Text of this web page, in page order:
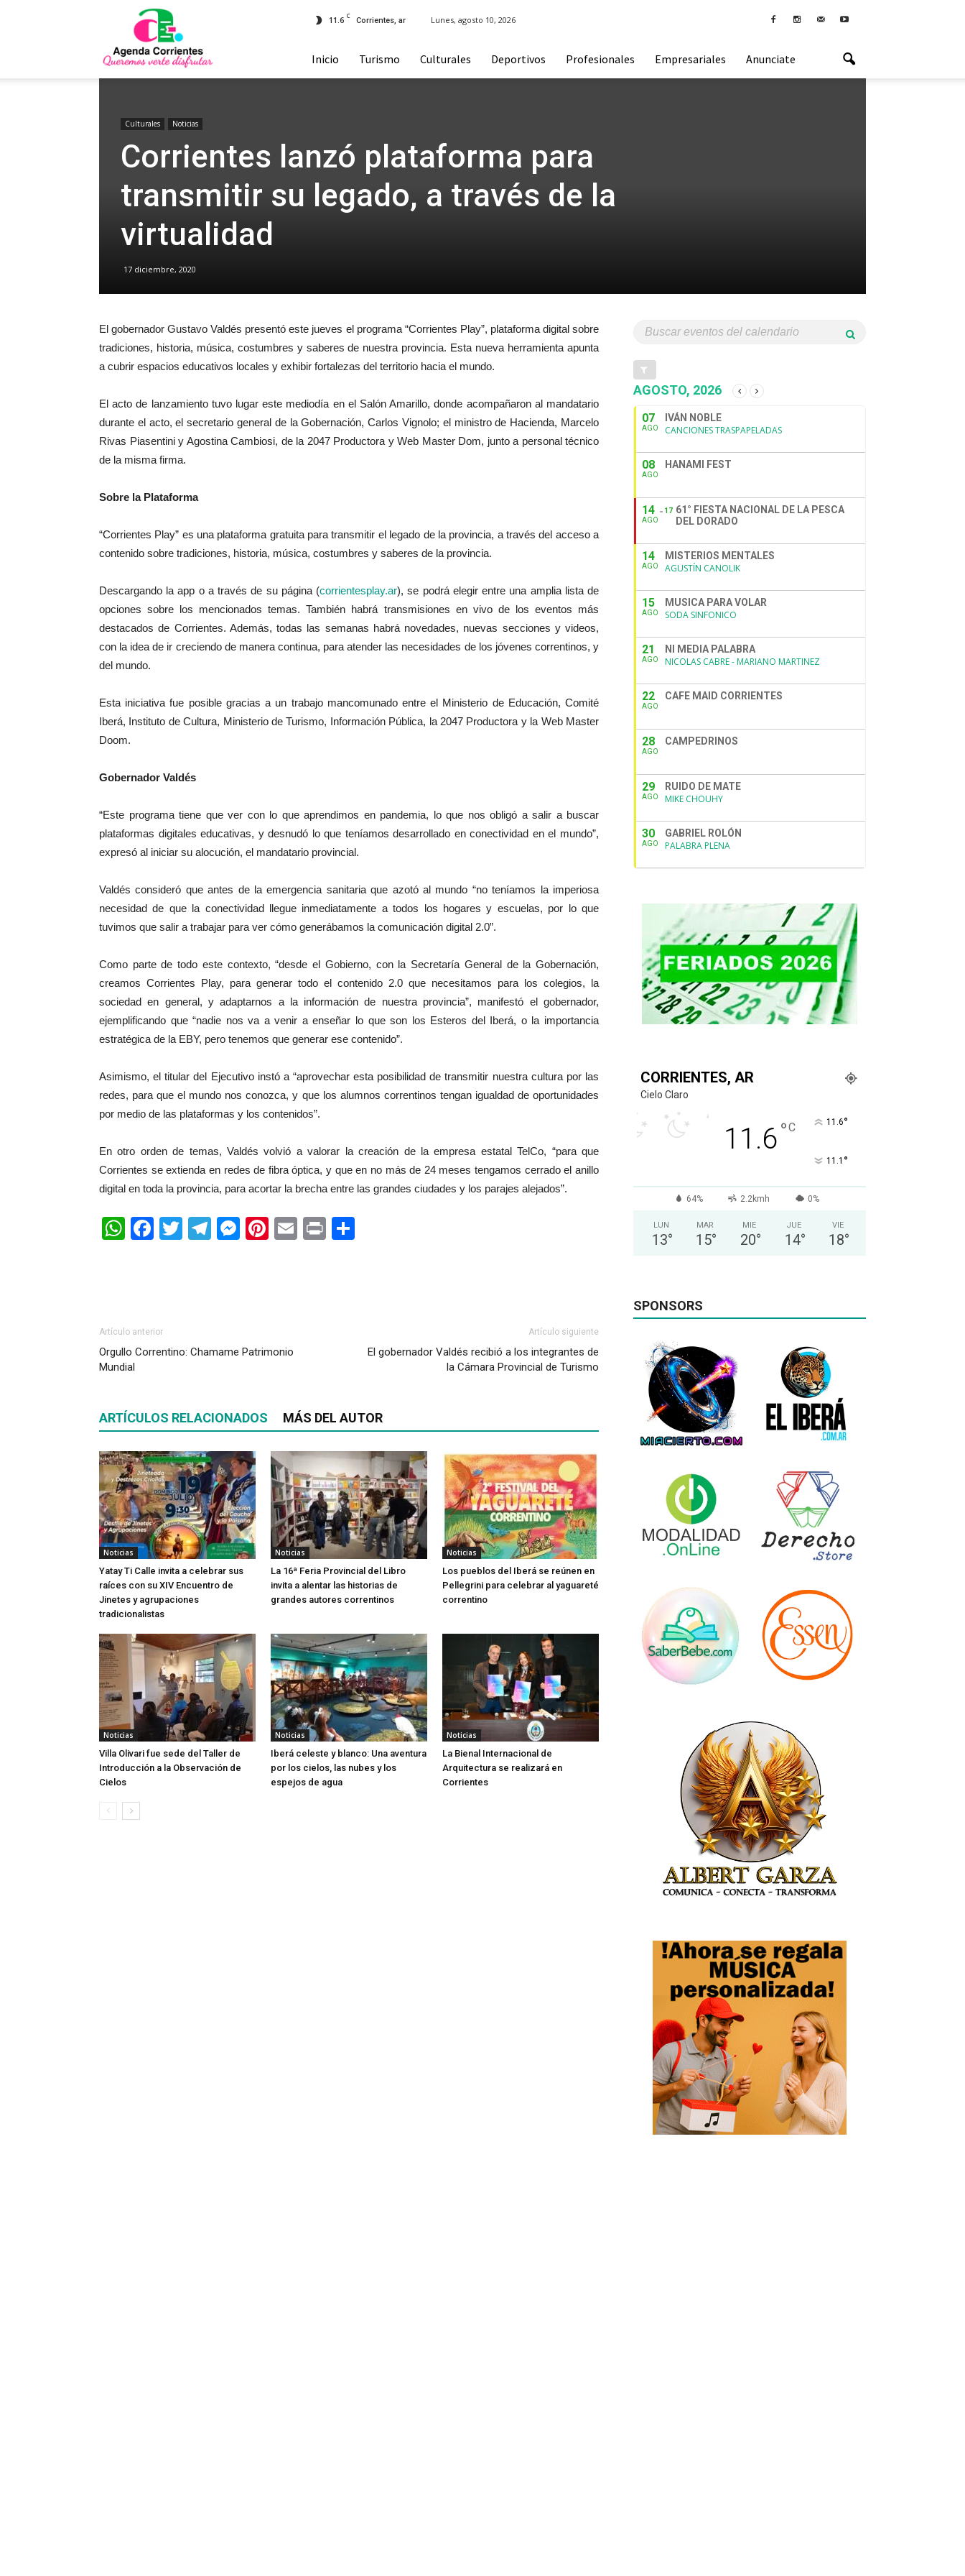
Corrientes
11.6 C
Corrientes, ar Lunes, agosto 10, 2026
Inicio Turismo Culturales Deportivos Profesionales Empresariales Anunciate
Culturales Noticias
Corrientes lanzó plataforma para
transmitir su legado, a través de la
virtualidad
17 diciembre, 2020
El gobernador Gustavo Valdés presentó este jueves el programa “Corrientes Play”, plataforma digital sobre
tradiciones, historia, música, costumbres y saberes de nuestra provincia. Esta nueva herramienta apunta
a cubrir espacios educativos locales y exhibir fortalezas del territorio hacia el mundo.
El acto de lanzamiento tuvo lugar este mediodía en el Salón Amarillo, donde acompañaron al mandatario
durante el acto, el secretario general de la Gobernación, Carlos Vignolo; el ministro de Hacienda, Marcelo
Rivas Piasentini y Agostina Cambiosi, de la 2047 Productora y Web Master Dom, junto a personal técnico
de la misma firma.
Sobre la Plataforma
“Corrientes Play” es una plataforma gratuita para transmitir el legado de la provincia, a través del acceso a
contenido sobre tradiciones, historia, música, costumbres y saberes de la provincia.
Descargando la app o a través de su página (corrientesplay.ar), se podrá elegir entre una amplia lista de
opciones sobre los mencionados temas. También habrá transmisiones en vivo de los eventos más
destacados de Corrientes. Además, todas las semanas habrá novedades, nuevas secciones y videos,
con la idea de ir creciendo de manera continua, para atender las necesidades de los jóvenes correntinos, y
del mundo.
Esta iniciativa fue posible gracias a un trabajo mancomunado entre el Ministerio de Educación, Comité
Iberá, Instituto de Cultura, Ministerio de Turismo, Información Pública, la 2047 Productora y la Web Master
Doom.
Gobernador Valdés
“Este programa tiene que ver con lo que aprendimos en pandemia, lo que nos obligó a salir a buscar
plataformas digitales educativas, y desnudó lo que teníamos desarrollado en conectividad en el mundo”,
expresó al iniciar su alocución, el mandatario provincial.
Valdés consideró que antes de la emergencia sanitaria que azotó al mundo “no teníamos la imperiosa
necesidad de que la conectividad llegue inmediatamente a todos los hogares y escuelas, por lo que
tuvimos que salir a trabajar para ver cómo generábamos la comunicación digital 2.0”.
Como parte de todo este contexto, “desde el Gobierno, con la Secretaría General de la Gobernación,
creamos Corrientes Play, para generar todo el contenido 2.0 que necesitamos para los colegios, la
sociedad en general, y adaptarnos a la información de nuestra provincia”, manifestó el gobernador,
ejemplificando que “nadie nos va a venir a enseñar lo que son los Esteros del Iberá, o la importancia
estratégica de la EBY, pero tenemos que generar ese contenido”.
Asimismo, el titular del Ejecutivo instó a “aprovechar esta posibilidad de transmitir nuestra cultura por las
redes, para que el mundo nos conozca, y que los alumnos correntinos tengan igualdad de oportunidades
por medio de las plataformas y los contenidos”.
En otro orden de temas, Valdés volvió a valorar la creación de la empresa estatal TelCo, “para que
Corrientes se extienda en redes de fibra óptica, y que en no más de 24 meses tengamos cerrado el anillo
digital en toda la provincia, para acortar la brecha entre las grandes ciudades y los parajes alejados”.
WhatsApp
Facebook
TwitterTelegram
Messenger
Pinterest
EmailPrint
Artículo anterior
Orgullo Correntino: Chamame Patrimonio
Mundial
Artículo siguiente
El gobernador Valdés recibió a los integrantes de
la Cámara Provincial de Turismo
ARTÍCULOS RELACIONADOS MÁS DEL AUTOR
Noticias
Yatay Ti Calle invita a celebrar sus
raíces con su XIV Encuentro de
Jinetes y agrupaciones
tradicionalistas
Noticias
La 16ª Feria Provincial del Libro
invita a alentar las historias de
grandes autores correntinos
Noticias
Los pueblos del Iberá se reúnen en
Pellegrini para celebrar al yaguareté
correntino
Noticias
Villa Olivari fue sede del Taller de
Introducción a la Observación de
Cielos
Noticias
Iberá celeste y blanco: Una aventura
por los cielos, las nubes y los
espejos de agua
Noticias
La Bienal Internacional de
Arquitectura se realizará en
Corrientes
AGOSTO, 2026
07
AGO
IVÁN NOBLE
CANCIONES TRASPAPELADAS
08
AGO
HANAMI FEST
14
AGO
17 61° FIESTA NACIONAL DE LA PESCA
DEL DORADO
14
AGO
MISTERIOS MENTALES
AGUSTÍN CANOLIK
15
AGO
MUSICA PARA VOLAR
SODA SINFONICO
21
AGO
NI MEDIA PALABRA
NICOLAS CABRE - MARIANO MARTINEZ
22
AGO
CAFE MAID CORRIENTES
28
AGO
CAMPEDRINOS
29
AGO
RUIDO DE MATE
MIKE CHOUHY
30
AGO
GABRIEL ROLÓN
PALABRA PLENA
CORRIENTES, AR
Cielo Claro
11.6°C 11.6°
11.1 °
64% 2.2kmh 0%
LUN
13°
MAR
15°
MIE
20°
JUE
14°
VIE
18°
SPONSORS